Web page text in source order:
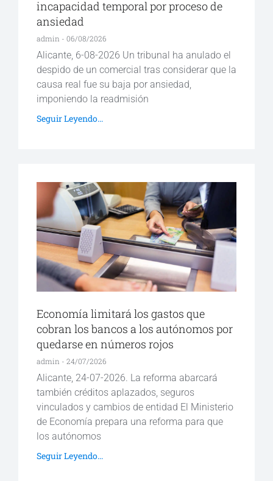
incapacidad temporal por proceso de
ansiedad
admin 06/08/2026
Alicante, 6-08-2026 Un tribunal ha anulado el
despido de un comercial tras considerar que la
causa real fue su baja por ansiedad,
imponiendo la readmisión
Seguir Leyendo...
Economía limitará los gastos que
cobran los bancos a los autónomos por
quedarse en números rojos
admin 24/07/2026
Alicante, 24-07-2026. La reforma abarcará
también créditos aplazados, seguros
vinculados y cambios de entidad El Ministerio
de Economía prepara una reforma para que
los autónomos
Seguir Leyendo...